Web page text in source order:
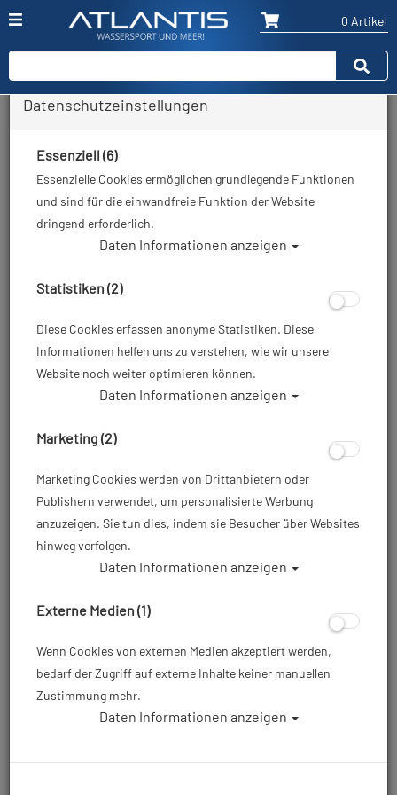
0 Artikel
Zurück
BigBlue - AF 85-LB Ambient Filter für 5-
10m - kompatibel mit VL36000P,
VL33000PRC & CB30000P II
76,00 €*
Herstellerpreis: 105,00 €
Datenschutzeinstellungen
Essenziell (6)
Essenzielle Cookies ermöglichen grundlegende Funktionen
und sind für die einwandfreie Funktion der Website
dringend erforderlich.
Daten Informationen anzeigen
Statistiken (2)
Diese Cookies erfassen anonyme Statistiken. Diese
Informationen helfen uns zu verstehen, wie wir unsere
Website noch weiter optimieren können.
Daten Informationen anzeigen
Marketing (2)
Marketing Cookies werden von Drittanbietern oder
Publishern verwendet, um personalisierte Werbung
anzuzeigen. Sie tun dies, indem sie Besucher über Websites
hinweg verfolgen.
Daten Informationen anzeigen
Externe Medien (1)
Wenn Cookies von externen Medien akzeptiert werden,
bedarf der Zugriff auf externe Inhalte keiner manuellen
Zustimmung mehr.
Daten Informationen anzeigen